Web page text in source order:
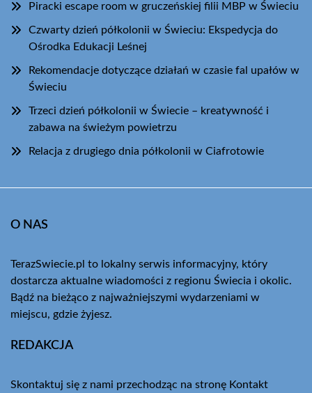
Piracki escape room w gruczeńskiej filii MBP w Świeciu
Czwarty dzień półkolonii w Świeciu: Ekspedycja do
Ośrodka Edukacji Leśnej
Rekomendacje dotyczące działań w czasie fal upałów w
Świeciu
Trzeci dzień półkolonii w Świecie – kreatywność i
zabawa na świeżym powietrzu
Relacja z drugiego dnia półkolonii w Ciafrotowie
O NAS
TerazSwiecie.pl to lokalny serwis informacyjny, który
dostarcza aktualne wiadomości z regionu Świecia i okolic.
Bądź na bieżąco z najważniejszymi wydarzeniami w
miejscu, gdzie żyjesz.
REDAKCJA
Skontaktuj się z nami przechodząc na stronę Kontakt